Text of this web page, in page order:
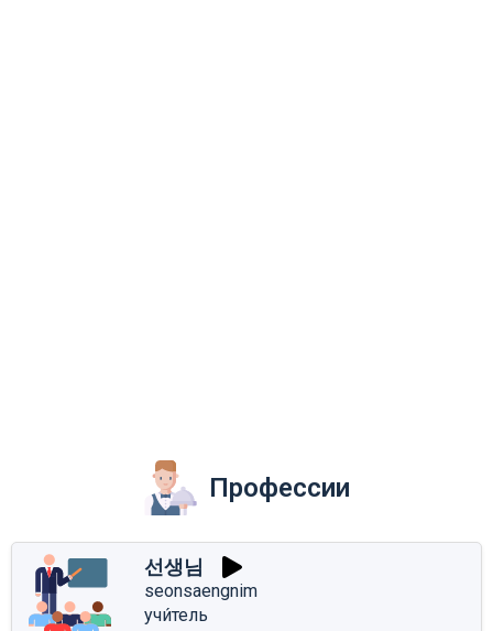
Профессии
선생님
seonsaengnim
учи́тель